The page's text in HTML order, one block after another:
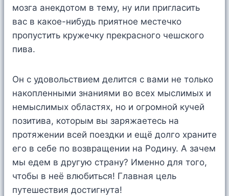
мозга анекдотом в тему, ну или пригласить
вас в какое-нибудь приятное местечко
пропустить кружечку прекрасного чешского
пива.
Он с удовольствием делится с вами не только
накопленными знаниями во всех мыслимых и
немыслимых областях, но и огромной кучей
позитива, которым вы заряжаетесь на
протяжении всей поездки и ещё долго храните
его в себе по возвращении на Родину. А зачем
мы едем в другую страну? Именно для того,
чтобы в неё влюбиться! Главная цель
путешествия достигнута!